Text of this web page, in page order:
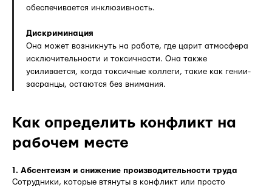
обеспечивается инклюзивность.
Дискриминация
Она может возникнуть на работе, где царит атмосфера
исключительности и токсичности. Она также
усиливается, когда токсичные коллеги, такие как гении-
засранцы, остаются без внимания.
Как определить конфликт на
рабочем месте
1. Абсентеизм и снижение производительности труда
Сотрудники, которые втянуты в конфликт или просто